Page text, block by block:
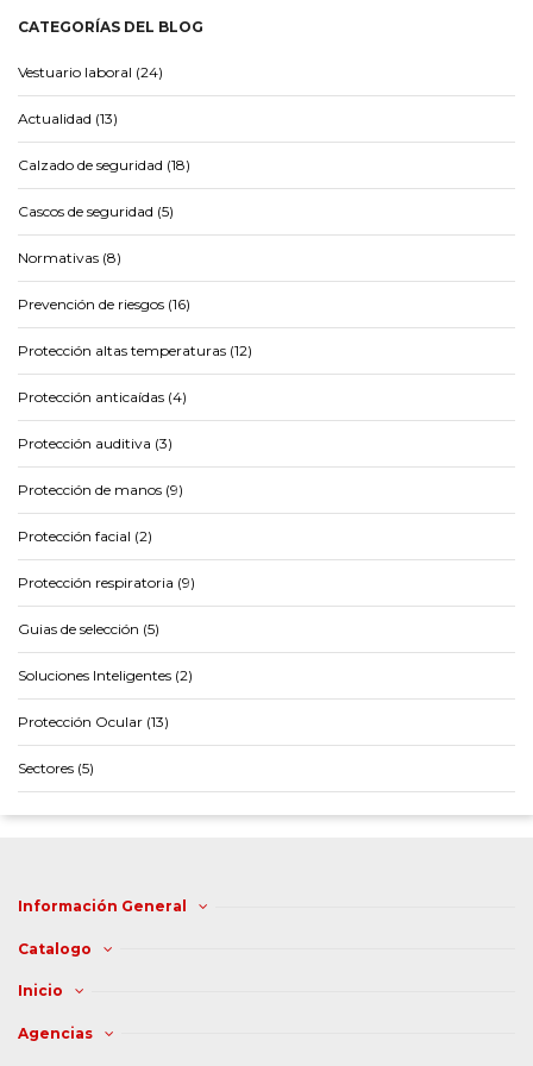
CATEGORÍAS DEL BLOG
Vestuario laboral (24)
Actualidad (13)
Calzado de seguridad (18)
Cascos de seguridad (5)
Normativas (8)
Prevención de riesgos (16)
Protección altas temperaturas (12)
Protección anticaídas (4)
Protección auditiva (3)
Protección de manos (9)
Protección facial (2)
Protección respiratoria (9)
Guias de selección (5)
Soluciones Inteligentes (2)
Protección Ocular (13)
Sectores (5)
Información General
Catalogo
Inicio
Agencias